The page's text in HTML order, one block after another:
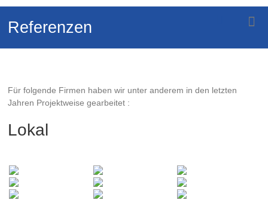
Zum
wechseln
Kommunikation
Unterhaltungskonzepte
Referenzen
Für folgende Firmen haben wir unter anderem in den letzten
Jahren Projektweise gearbeitet :
Lokal